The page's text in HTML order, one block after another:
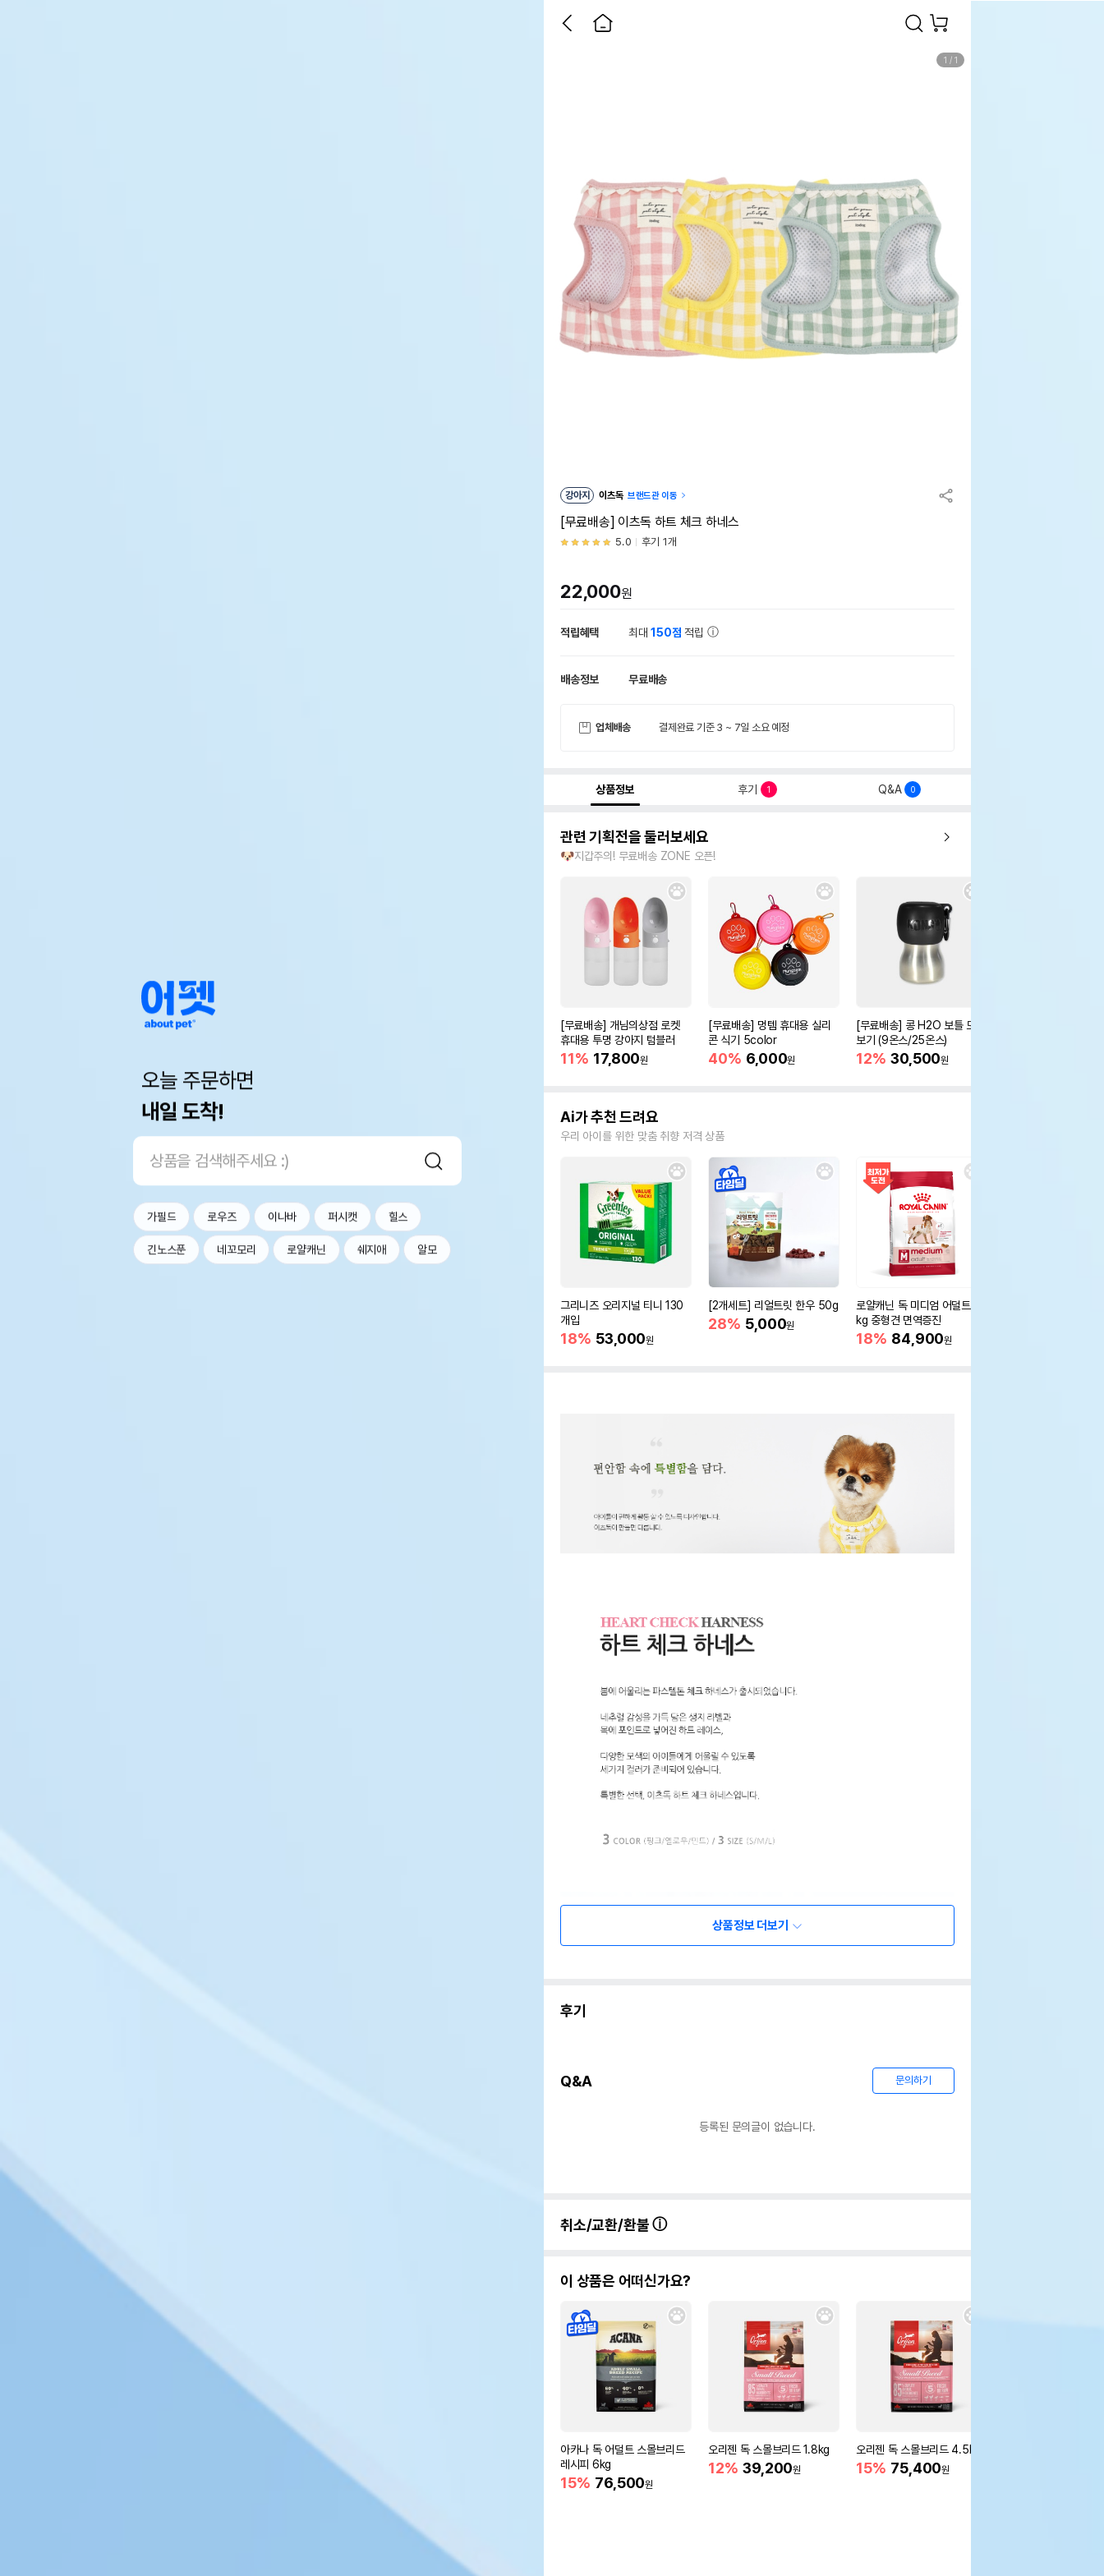
오늘 주문하면
내일 도착!
가필드 로우즈 이나바 퍼시캣 힐스
긴노스푼 네꼬모리 로얄캐닌 쉐지애 알모
1 / 1
강아지 이츠독 브랜드관 이동
[무료배송] 이츠독 하트 체크 하네스
5.0 후기 1개
22,000원
적립혜택 최대150점 적립
배송정보 무료배송
업체배송 결제완료 기준 3 ~ 7일 소요 예정
상품정보 후기 1 Q&A 0
관련 기획전을 둘러보세요
🐶지갑주의! 무료배송 ZONE 오픈!
[무료배송] 개님의상점 로켓
휴대용 투명 강아지 텀블러
11% 17,800원
[무료배송] 멍템 휴대용 실리
콘 식기 5color
40% 6,000원
[무료배송] 콩 H2O 보틀 모아
보기 (9온스/25온스)
12% 30,500원
Ai가 추천 드려요
우리 아이를 위한 맞춤 취향 저격 상품
그리니즈 오리지널 티니 130
개입
18% 53,000원
[2개세트] 리얼트릿 한우 50g
28% 5,000원
로얄캐닌 독 미디엄 어덜트 10
kg 중형견 면역증진
18% 84,900원
상품정보 더보기
후기
Q&A 문의하기
등록된 문의글이 없습니다.
취소/교환/환불
이 상품은 어떠신가요?
아카나 독 어덜트 스몰브리드
레시피 6kg
15% 76,500원
오리젠 독 스몰브리드 1.8kg
12% 39,200원
오리젠 독 스몰브리드 4.5kg
15% 75,400원